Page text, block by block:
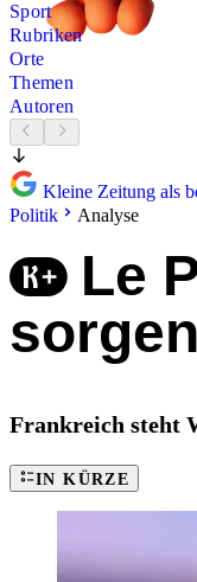
Sport
Rubriken
Orte
Themen
Autoren
Kleine Zeitung als
Politik
Analyse
Le
sorgen
Frankreich steht
IN KÜRZE